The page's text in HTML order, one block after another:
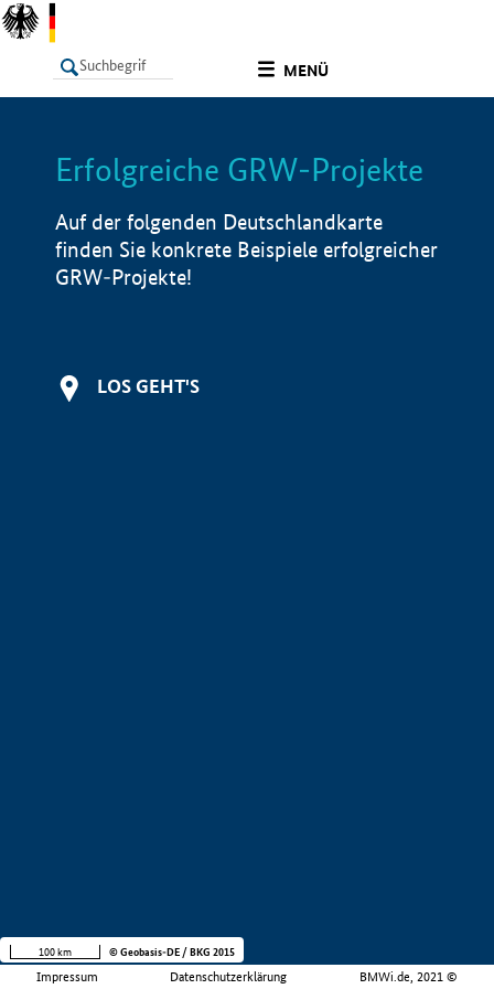
MENÜ
LISTE Info
Erfolgreiche GRW-Projekte
Auf der folgenden Deutschlandkarte
finden Sie konkrete Beispiele erfolgreicher
GRW-Projekte!
LOS GEHT'S
Impressum Datenschutzerklärung BMWi.de, 2021 ©
100 km © Geobasis-DE / BKG 2015